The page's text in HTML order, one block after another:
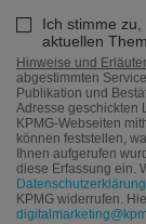
Hinweise und
abgestimmten
Publikation und
Adresse geschickten
KPMG-Webseiten
können feststellen,
Ihnen aufgerufen
diese Erfassung ein.
Datenschutzerklärung
KPMG widerrufen.
Ich stimme
aktuellen